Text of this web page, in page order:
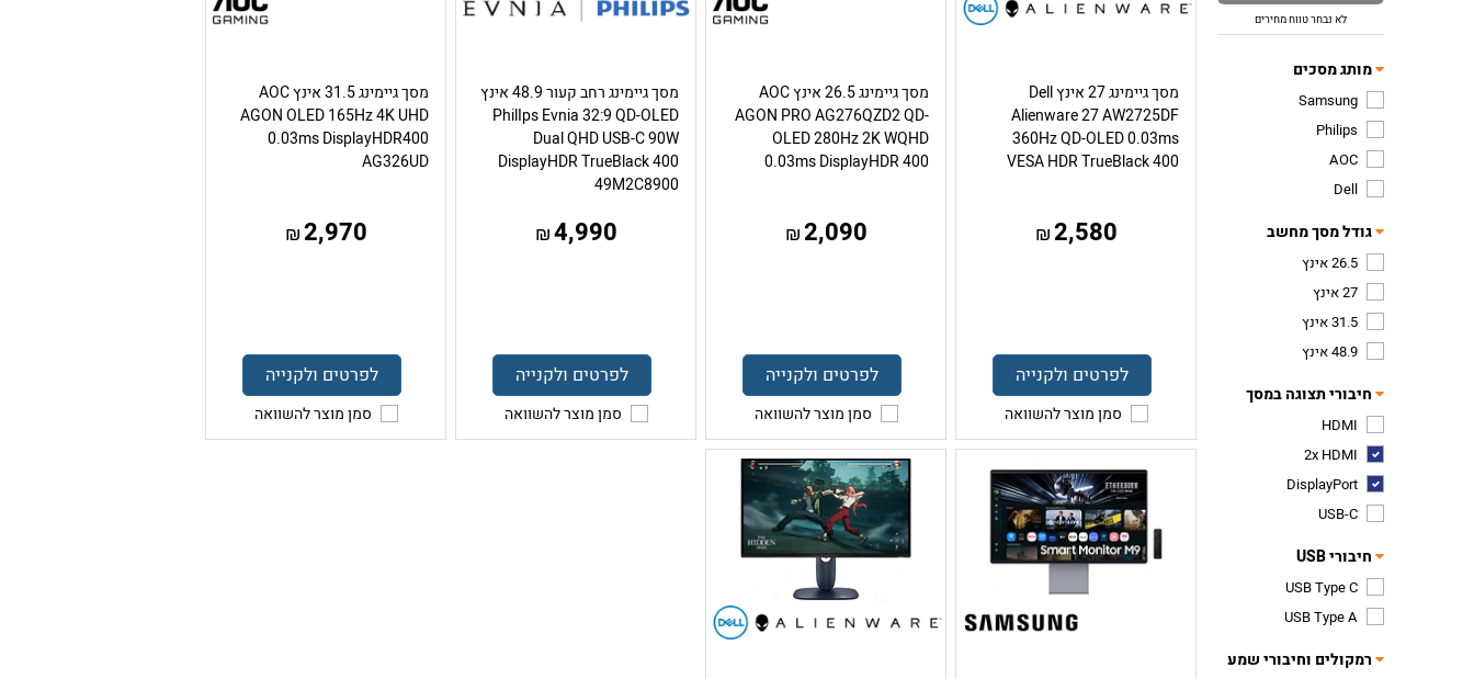
לא נבחר טווח מחירים
מותג מסכים
Samsung
Philips
AOC
Dell
גודל מסך מחשב
26.5 אינץ
27 אינץ
31.5 אינץ
48.9 אינץ
חיבורי תצוגה במסך
HDMI
2x HDMI
DisplayPort
USB-C
חיבורי USB
USB Type C
USB Type A
רמקולים וחיבורי שמע
מסך גיימינג 27 אינץ Dell
Alienware 27 AW2725DF
360Hz QD-OLED 0.03ms
VESA HDR TrueBlack 400
2,580
₪
לפרטים ולקנייה
סמן מוצר להשוואה
מסך גיימינג 26.5 אינץ AOC
AGON PRO AG276QZD2 QD-
OLED 280Hz 2K WQHD
0.03ms DisplayHDR 400
2,090
₪
לפרטים ולקנייה
סמן מוצר להשוואה
מסך גיימינג רחב קעור 48.9 אינץ
PhilIps Evnia 32:9 QD-OLED
Dual QHD USB-C 90W
DisplayHDR TrueBlack 400
49M2C8900
4,990
₪
לפרטים ולקנייה
סמן מוצר להשוואה
מסך גיימינג 31.5 אינץ AOC
AGON OLED 165Hz 4K UHD
0.03ms DisplayHDR400
AG326UD
2,970
₪
לפרטים ולקנייה
סמן מוצר להשוואה